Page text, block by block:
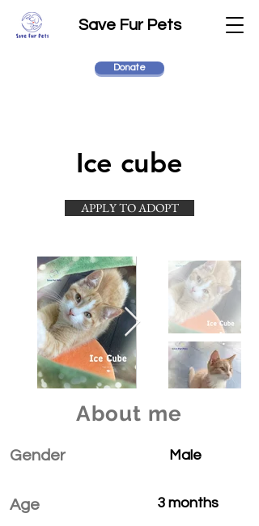
Save Fur Pets
Donate
Ice cube
APPLY TO ADOPT
About me
Gender
Age
Male
3 months